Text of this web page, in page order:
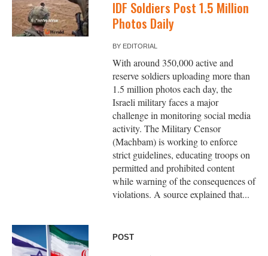
IDF Soldiers Post 1.5 Million
Photos Daily
BY EDITORIAL
With around 350,000 active and
reserve soldiers uploading more than
1.5 million photos each day, the
Israeli military faces a major
challenge in monitoring social media
activity. The Military Censor
(Machbam) is working to enforce
strict guidelines, educating troops on
permitted and prohibited content
while warning of the consequences of
violations. A source explained that...
POST